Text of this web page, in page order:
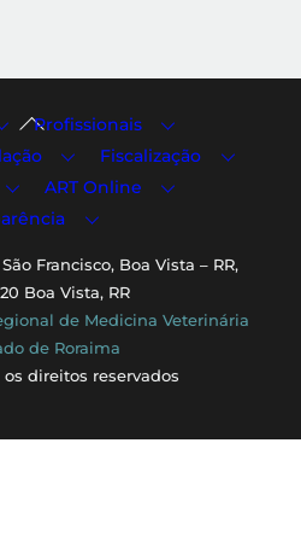
Back
To
Top
Profissionais
Fiscalização
ART Online
Francisco, Boa Vista – RR,
Boa Vista, RR
de Medicina Veterinária
de Roraima
os direitos reservados